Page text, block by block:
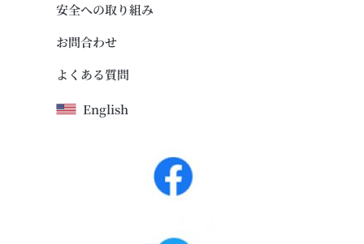
安全への取り組み
お問合わせ
よくある質問
English